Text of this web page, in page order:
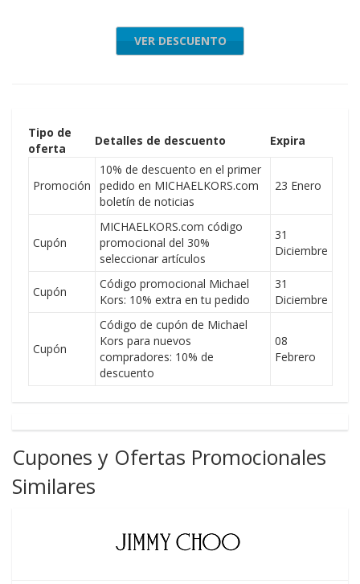
VER DESCUENTO
Tipo de
oferta
Detalles de descuento Expira
Promoción
10% de descuento en el primer
pedido en MICHAELKORS.com
boletín de noticias
23 Enero
Cupón
MICHAELKORS.com código
promocional del 30%
seleccionar artículos
31
Diciembre
Cupón
Código promocional Michael
Kors: 10% extra en tu pedido
31
Diciembre
Cupón
Código de cupón de Michael
Kors para nuevos
compradores: 10% de
descuento
08
Febrero
Cupones y Ofertas Promocionales
Similares